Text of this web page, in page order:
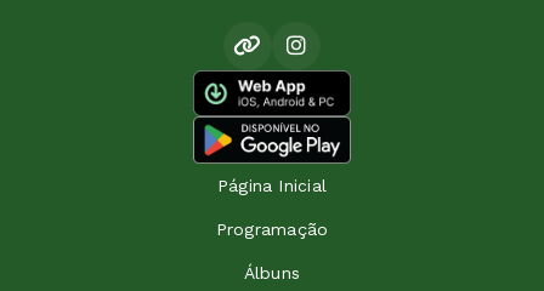
Página Inicial
Programação
Álbuns